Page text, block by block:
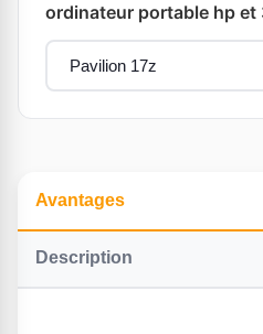
ordinateur portable hp et
Avantages
Description